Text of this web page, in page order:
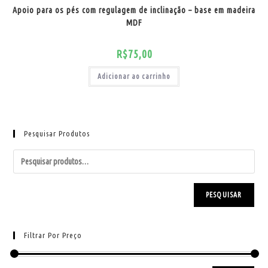
Apoio para os pés com regulagem de inclinação – base em madeira
MDF
R$75,00
Adicionar ao carrinho
Pesquisar Produtos
PESQUISAR
Filtrar Por Preço